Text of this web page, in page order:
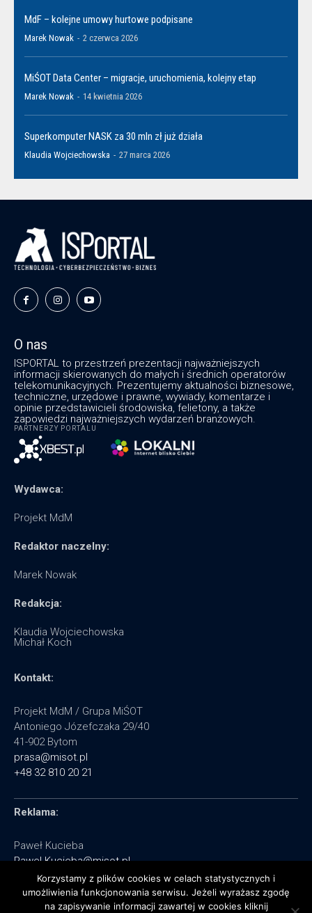
MdF – kolejne umowy hurtowe podpisane
Marek Nowak - 2 czerwca 2026
MiŚOT Data Center – migracje, uruchomienia, kolejny etap
Marek Nowak - 14 kwietnia 2026
Superkomputer NASK za 30 mln zł już działa
Klaudia Wojciechowska - 27 marca 2026
O nas
ISPORTAL to przestrzeń prezentacji najważniejszych
informacji skierowanych do małych i średnich operatorów
telekomunikacyjnych. Prezentujemy aktualności biznesowe,
techniczne, urzędowe i prawne, wywiady, komentarze i
opinie przedstawicieli środowiska, felietony, a także
zapowiedzi najważniejszych wydarzeń branżowych.
PARTNERZY PORTALU
Wydawca:
Projekt MdM
Redaktor naczelny:
Marek Nowak
Redakcja:
Klaudia Wojciechowska
Michał Koch
Kontakt:
Projekt MdM / Grupa MiŚOT
Antoniego Józefczaka 29/40
41-902 Bytom
prasa@misot.pl
+48 32 810 20 21
Reklama:
Paweł Kucieba
Pawel.Kucieba@misot.pl
+48 602 495 064
Korzystamy z plików cookies w celach statystycznych i
umożliwienia funkcjonowania serwisu. Jeżeli wyrażasz zgodę
na zapisywanie informacji zawartej w cookies kliknij